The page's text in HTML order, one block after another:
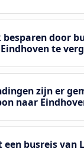
door
te
zijn er
naar
een busreis van